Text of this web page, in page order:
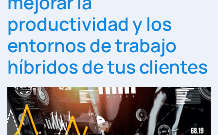
productividad y los
entornos de trabajo
híbridos de tus clientes